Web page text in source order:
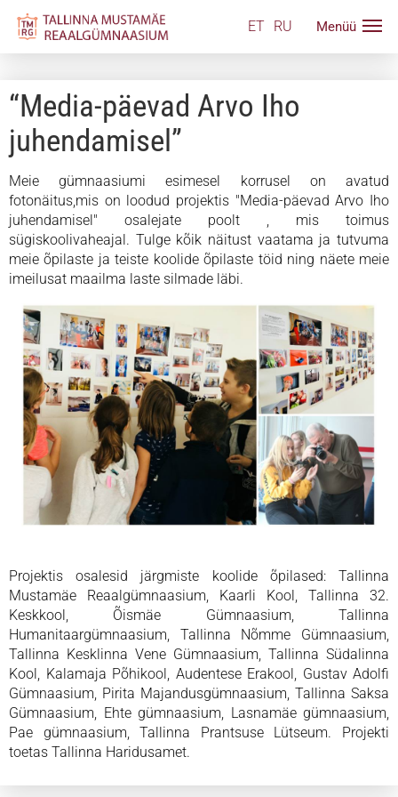
ET RU
“Media-päevad Arvo Iho
juhendamisel”
Meie gümnaasiumi esimesel korrusel on avatud
fotonäitus,mis on loodud projektis "Media-päevad Arvo Iho
juhendamisel" osalejate poolt , mis toimus
sügiskoolivaheajal. Tulge kõik näitust vaatama ja tutvuma
meie õpilaste ja teiste koolide õpilaste töid ning näete meie
imeilusat maailma laste silmade läbi.
Projektis osalesid järgmiste koolide õpilased: Tallinna
Mustamäe Reaalgümnaasium, Kaarli Kool, Tallinna 32.
Keskkool, Õismäe Gümnaasium, Tallinna
Humanitaargümnaasium, Tallinna Nõmme Gümnaasium,
Tallinna Kesklinna Vene Gümnaasium, Tallinna Südalinna
Kool, Kalamaja Põhikool, Audentese Erakool, Gustav Adolfi
Gümnaasium, Pirita Majandusgümnaasium, Tallinna Saksa
Gümnaasium, Ehte gümnaasium, Lasnamäe gümnaasium,
Pae gümnaasium, Tallinna Prantsuse Lütseum. Projekti
toetas Tallinna Haridusamet.